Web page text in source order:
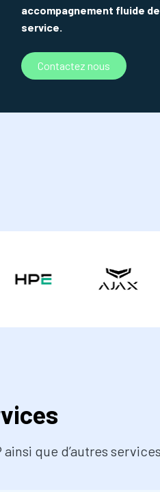
accompagnement fluide de
service.
Contactez nous
que d’autres